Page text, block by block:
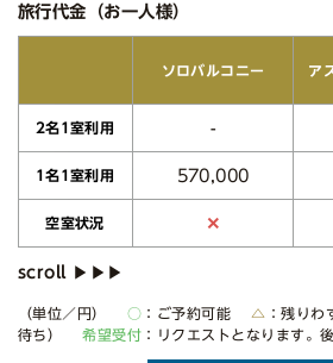
旅行代金（お一人様）
ソロバルコニー ア
2名1室利用 -
1名1室利用 570,000
空室状況 ✕
（単位／円） ○ ：ご予約可能 △ ：残りわ
待ち）希望受付 ：リクエストとなります。